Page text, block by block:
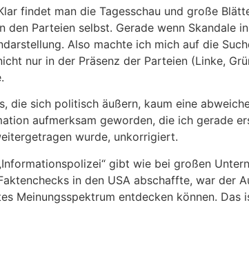
findet man die Tagesschau und große
Parteien selbst. Gerade wenn Skandale
Also machte ich mich auf die
nur in der Präsenz der Parteien (Linke,
die sich politisch äußern, kaum eine
aufmerksam geworden, die ich gerade
wurde, unkorrigiert.
gibt wie bei großen
in den USA abschaffte, war der
Meinungsspektrum entdecken können.